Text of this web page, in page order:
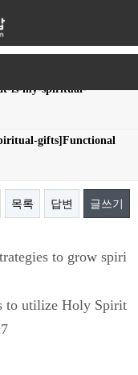
is-my-spiritual-
gifts]Functional
목록 답변 글쓰기
to grow spiri
to utilize Holy Spirit